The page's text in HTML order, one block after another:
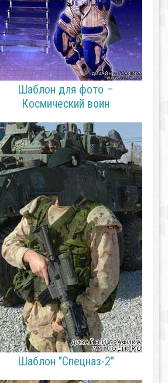
Шаблон для фото –
Космический воин
Шаблон "Спецназ-2"